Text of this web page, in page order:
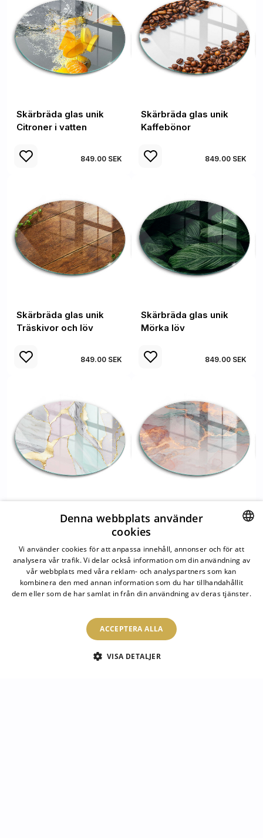
Skärbräda glas unik
Citroner i vatten
849.00 SEK
Skärbräda glas unik
Kaffebönor
849.00 SEK
Skärbräda glas unik
Träskivor och löv
849.00 SEK
Skärbräda glas unik
Mörka löv
849.00 SEK
Skärbräda glas unik
849.00 SEK
Skärbräda glas unik
Marmor med guld
849.00 SEK
1 / 17
SWEDISH
SWEDISH
Denna webbplats använder
cookies
Vi använder cookies för att anpassa innehåll, annonser och för att
analysera vår trafik. Vi delar också information om din användning av
vår webbplats med våra reklam- och analyspartners som kan
kombinera den med annan information som du har tillhandahållit
dem eller som de har samlat in från din användning av deras tjänster.
ACCEPTERA ALLA
VISA DETALJER